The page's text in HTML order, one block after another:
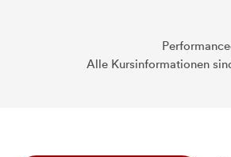
Alle Kursinformationen